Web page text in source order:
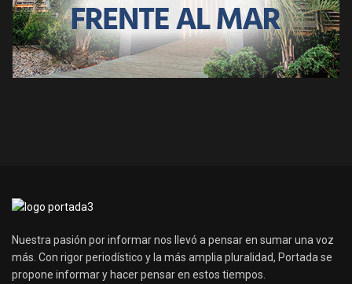
Nuestra pasión por informar nos llevó a pensar en sumar una voz
más. Con rigor periodístico y la más amplia pluralidad, Portada se
propone informar y hacer pensar en estos tiempos.